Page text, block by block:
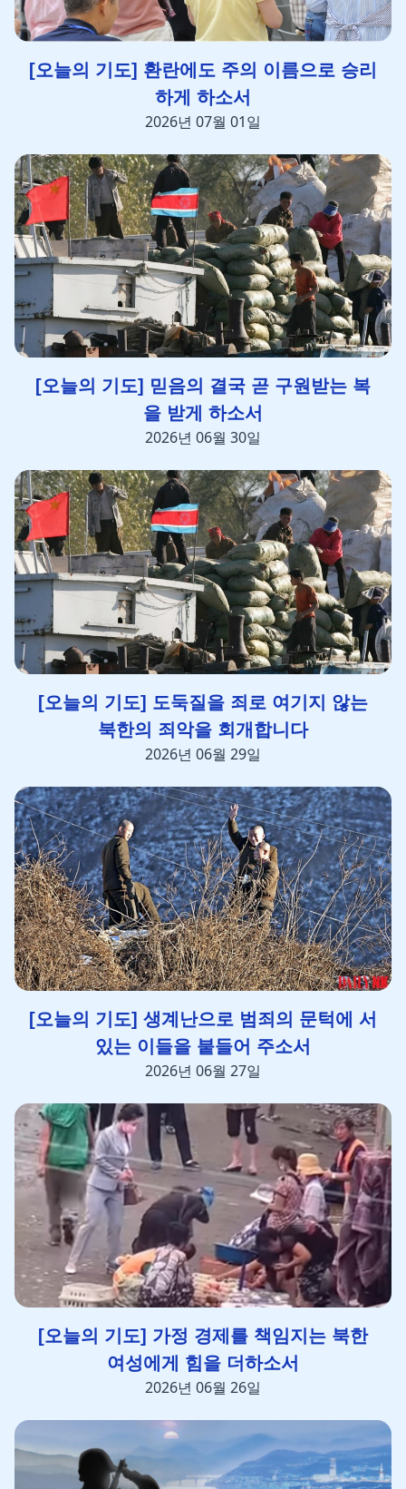
[오늘의 기도] 환란에도 주의 이름으로 승리
하게 하소서
2026년 07월 01일
[오늘의 기도] 믿음의 결국 곧 구원받는 복
을 받게 하소서
2026년 06월 30일
[오늘의 기도] 도둑질을 죄로 여기지 않는
북한의 죄악을 회개합니다
2026년 06월 29일
[오늘의 기도] 생계난으로 범죄의 문턱에 서
있는 이들을 붙들어 주소서
2026년 06월 27일
[오늘의 기도] 가정 경제를 책임지는 북한
여성에게 힘을 더하소서
2026년 06월 26일